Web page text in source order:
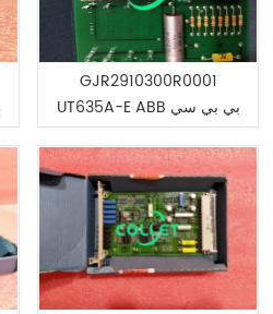
GJR2910300R0001
UT635A-E ABB بي بي سي